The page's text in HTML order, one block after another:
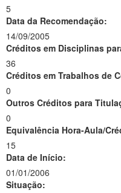
5
Data da Recomendação:
14/09/2005
Créditos em Disciplinas
36
Créditos em Trabalhos de
0
Outros Créditos para
0
Equivalência Hora-Aula/
15
Data de Início:
01/01/2006
Situação: